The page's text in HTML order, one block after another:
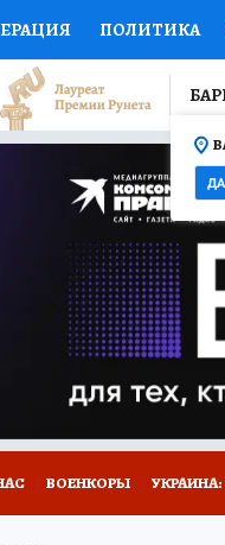
ПОЛИТИКА
СПОРТ
ФИНАНСЫ
НА СПОРТ
ТЕЛЕВИЗОР
НОВОЕ НА САЙТЕ
ДА
ВОЕНКОРЫ